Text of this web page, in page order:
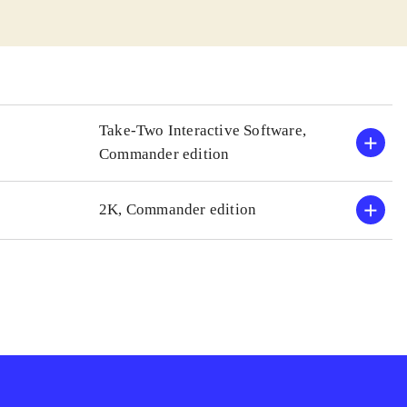
bedre, lærer
ikke
er
Take-Two Interactive Software,
Commander edition
2K, Commander edition